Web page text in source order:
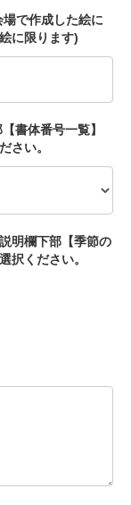
で作成した絵に
に限ります)
書体番号一覧】
さい。
明欄下部【季節の
択ください。